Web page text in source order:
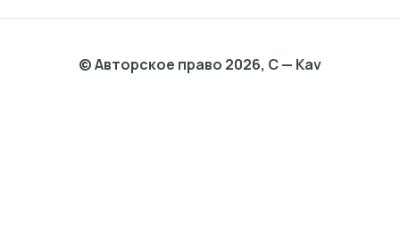
© Авторское право 2026, C — Kav